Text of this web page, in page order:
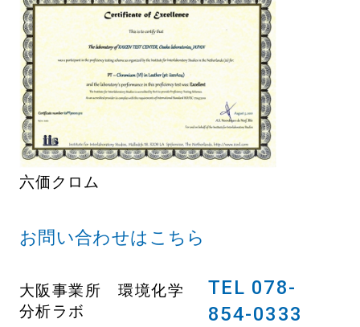
六価クロム
お問い合わせはこちら
大阪事業所 環境化学
分析ラボ
TEL 078-
854-0333